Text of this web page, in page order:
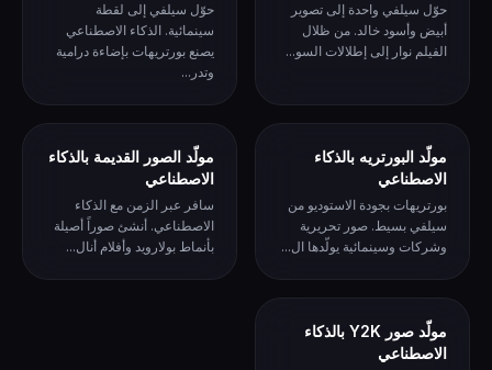
حوّل سيلفي واحدة إلى تصوير
أبيض وأسود خالد. من ظلال
الفيلم نوار إلى إطلالات السو...
حوّل سيلفي إلى لقطة
سينمائية. الذكاء الاصطناعي
يصنع بورتريهات بإضاءة درامية
وتدر...
مولّد البورتريه بالذكاء
الاصطناعي
بورتريهات بجودة الاستوديو من
سيلفي بسيط. صور تحريرية
وشركات وسينمائية يولّدها ال...
مولّد الصور القديمة بالذكاء
الاصطناعي
سافر عبر الزمن مع الذكاء
الاصطناعي. أنشئ صوراً أصيلة
بأنماط بولارويد وأفلام أنال...
مولّد صور Y2K بالذكاء
الاصطناعي